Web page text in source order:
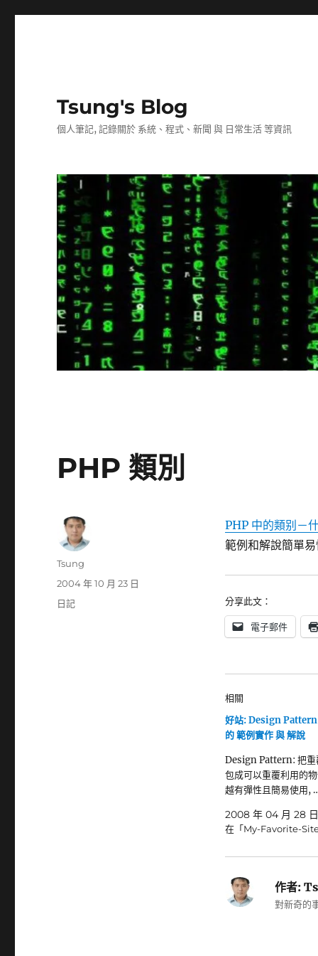
Tsung's Blog
個人筆記, 記錄關於 系統、程式、新聞 與 日常生活 等資訊
PHP 類別
PHP 中的類别－
範例和解說簡單
分享此文：
電子郵件
相關
好站: Design
的 範例實作 與 解說
Design Pattern: 把重
包成可以重覆利用的
越有彈性且簡易使用,
2008 年 04 月 28 日
在「My-Favorite-
作者:
對新奇的
作
Tsung
發
佈
2004 年 10 月 23 日
分
日記